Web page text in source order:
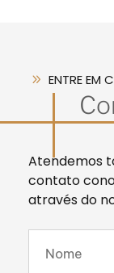
ENTRE EM
Atendemos
contato
através do